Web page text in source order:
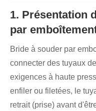
1. Présentation
par
Bride à souder par
connecter des tuyaux
exigences à haute
enfiler ou filetées, le
retrait (prise) avant